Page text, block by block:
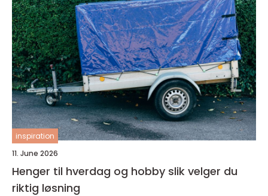
inspiration
11. June 2026
Henger til hverdag og hobby slik velger du
riktig løsning